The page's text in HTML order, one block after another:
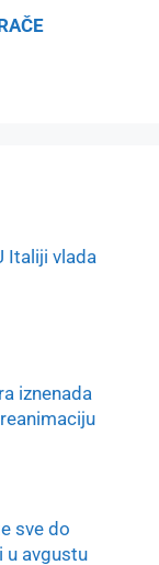
Italiji vlada
iznenada
sve do
u avgustu